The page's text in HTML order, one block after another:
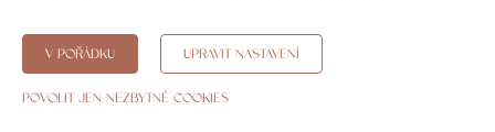
V POŘÁDKU UPRAVIT NASTAVENÍ
POVOLIT JEN NEZBYTNÉ COOKIES
01